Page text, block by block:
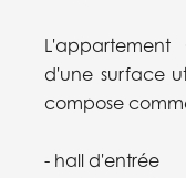
d'une surface
compose
- hall d'entrée